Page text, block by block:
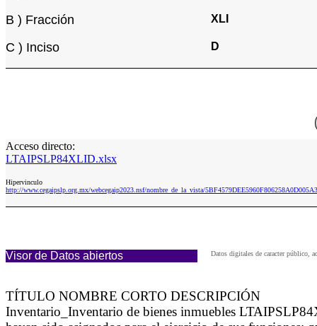
B ) Fracción XLI
C ) Inciso D
Acceso directo:
LTAIPSLP84XLID.xlsx
Hipervinculo
http://www.cegaipslp.org.mx/webcegaip2023.nsf/nombre_de_la_vista/
Visor de Datos abiertos Datos digitales de caracter público,
TÍTULO NOMBRE CORTO DESCRIPCIÓN
Inventario_Inventario de bienes inmuebles